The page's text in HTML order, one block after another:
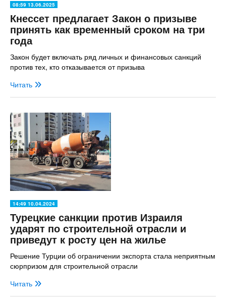
08:59 13.06.2025
Кнессет предлагает Закон о призыве
принять как временный сроком на три
года
Закон будет включать ряд личных и финансовых санкций
против тех, кто отказывается от призыва
Читать
14:49 10.04.2024
Турецкие санкции против Израиля
ударят по строительной отрасли и
приведут к росту цен на жилье
Решение Турции об ограничении экспорта стала неприятным
сюрпризом для строительной отрасли
Читать